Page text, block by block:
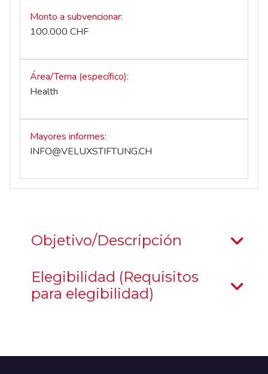
Monto a subvencionar
100.000 CHF
Área/Tema (específico)
Health
Mayores informes
INFO@VELUXSTIFTUNG.CH
Objetivo/Descripción
Elegibilidad (Requisitos
para elegibilidad)